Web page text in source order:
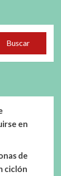
Buscar
en
de
ciclón